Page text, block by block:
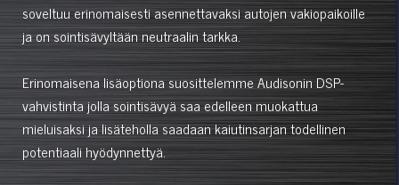
soveltuu erinomaisesti asennettavaksi autojen vakiopaikoille
ja on sointisävyltään neutraalin tarkka.
Erinomaisena lisäoptiona suosittelemme Audisonin DSP-
vahvistinta jolla sointisävyä saa edelleen muokattua
mieluisaksi ja lisäteholla saadaan kaiutinsarjan todellinen
potentiaali hyödynnettyä.